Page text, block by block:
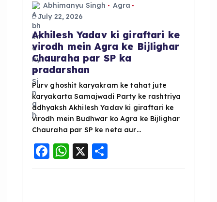
Abhimanyu Singh
Agra
July 22, 2026
Akhilesh Yadav ki giraftari ke
virodh mein Agra ke Bijlighar
Chauraha par SP ka
pradarshan
Purv ghoshit karyakram ke tahat jute
karyakarta Samajwadi Party ke rashtriya
adhyaksh Akhilesh Yadav ki giraftari ke
virodh mein Budhwar ko Agra ke Bijlighar
Chauraha par SP ke neta aur…
F
a
W
h
X S
h